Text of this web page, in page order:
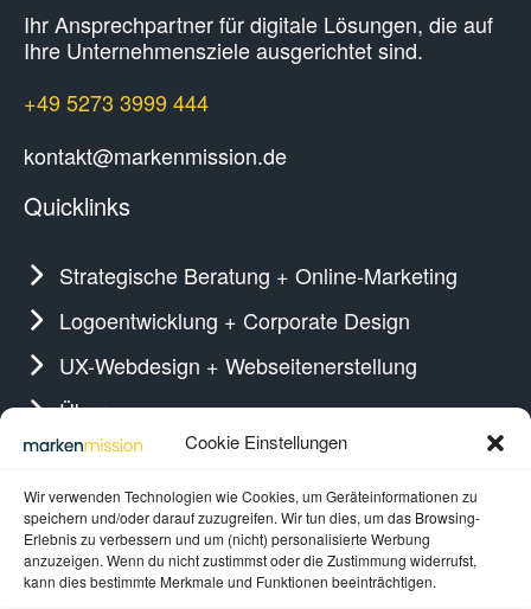
Cookie Einstellungen
Wir verwenden Technologien wie Cookies, um Geräteinformationen zu
speichern und/oder darauf zuzugreifen. Wir tun dies, um das Browsing-
Erlebnis zu verbessern und um (nicht) personalisierte Werbung
anzuzeigen. Wenn du nicht zustimmst oder die Zustimmung widerrufst,
kann dies bestimmte Merkmale und Funktionen beeinträchtigen.
Ihr Ansprechpartner für digitale Lösungen, die auf
Ihre Unternehmens­ziele ausgerichtet sind.
+49 5273 3999 444
kontakt@markenmission.de
Quicklinks
Strategische Beratung + Online-Marketing
Logoentwicklung + Corporate Design
UX-Webdesign + Webseitenerstellung
Über uns
Gefällt Ihnen, was Sie sehen?
Lassen Sie uns zusammenarbeiten!